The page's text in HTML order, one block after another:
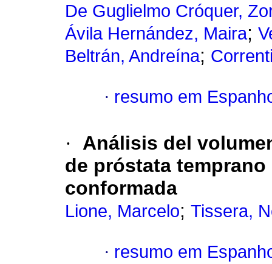
De Guglielmo Cróquer,
Ávila Hernández, Maira;
Beltrán, Andreína;
· resumo em
·
Análisis del
de próstata
conformada
Lione, Marcelo; Tissera,
· resumo em